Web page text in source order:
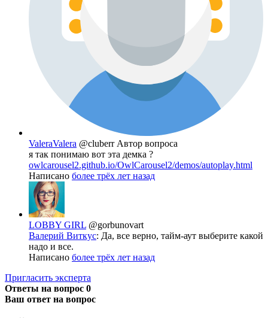
ValeraValera @cluberr Автор вопроса
я так понимаю вот эта демка ?
owlcarousel2.github.io/OwlCarousel2/demos/autoplay.html
Написано более трёх лет назад
LOBBY GIRL @gorbunovart
Валерий Виткус: Да, все верно, тайм-аут выберите какой
надо и все.
Написано более трёх лет назад
Пригласить эксперта
Ответы на вопрос 0
Ваш ответ на вопрос